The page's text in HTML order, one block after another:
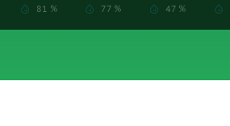
81 %
77 %
47 %